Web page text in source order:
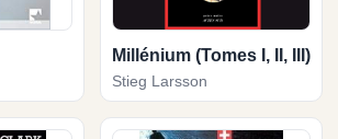
Millénium (Tomes I, II, III)
Stieg Larsson